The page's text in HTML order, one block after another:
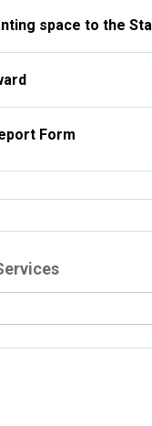
space to the
Form